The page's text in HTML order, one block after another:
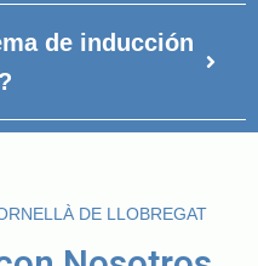
de inducción
DE LLOBREGAT